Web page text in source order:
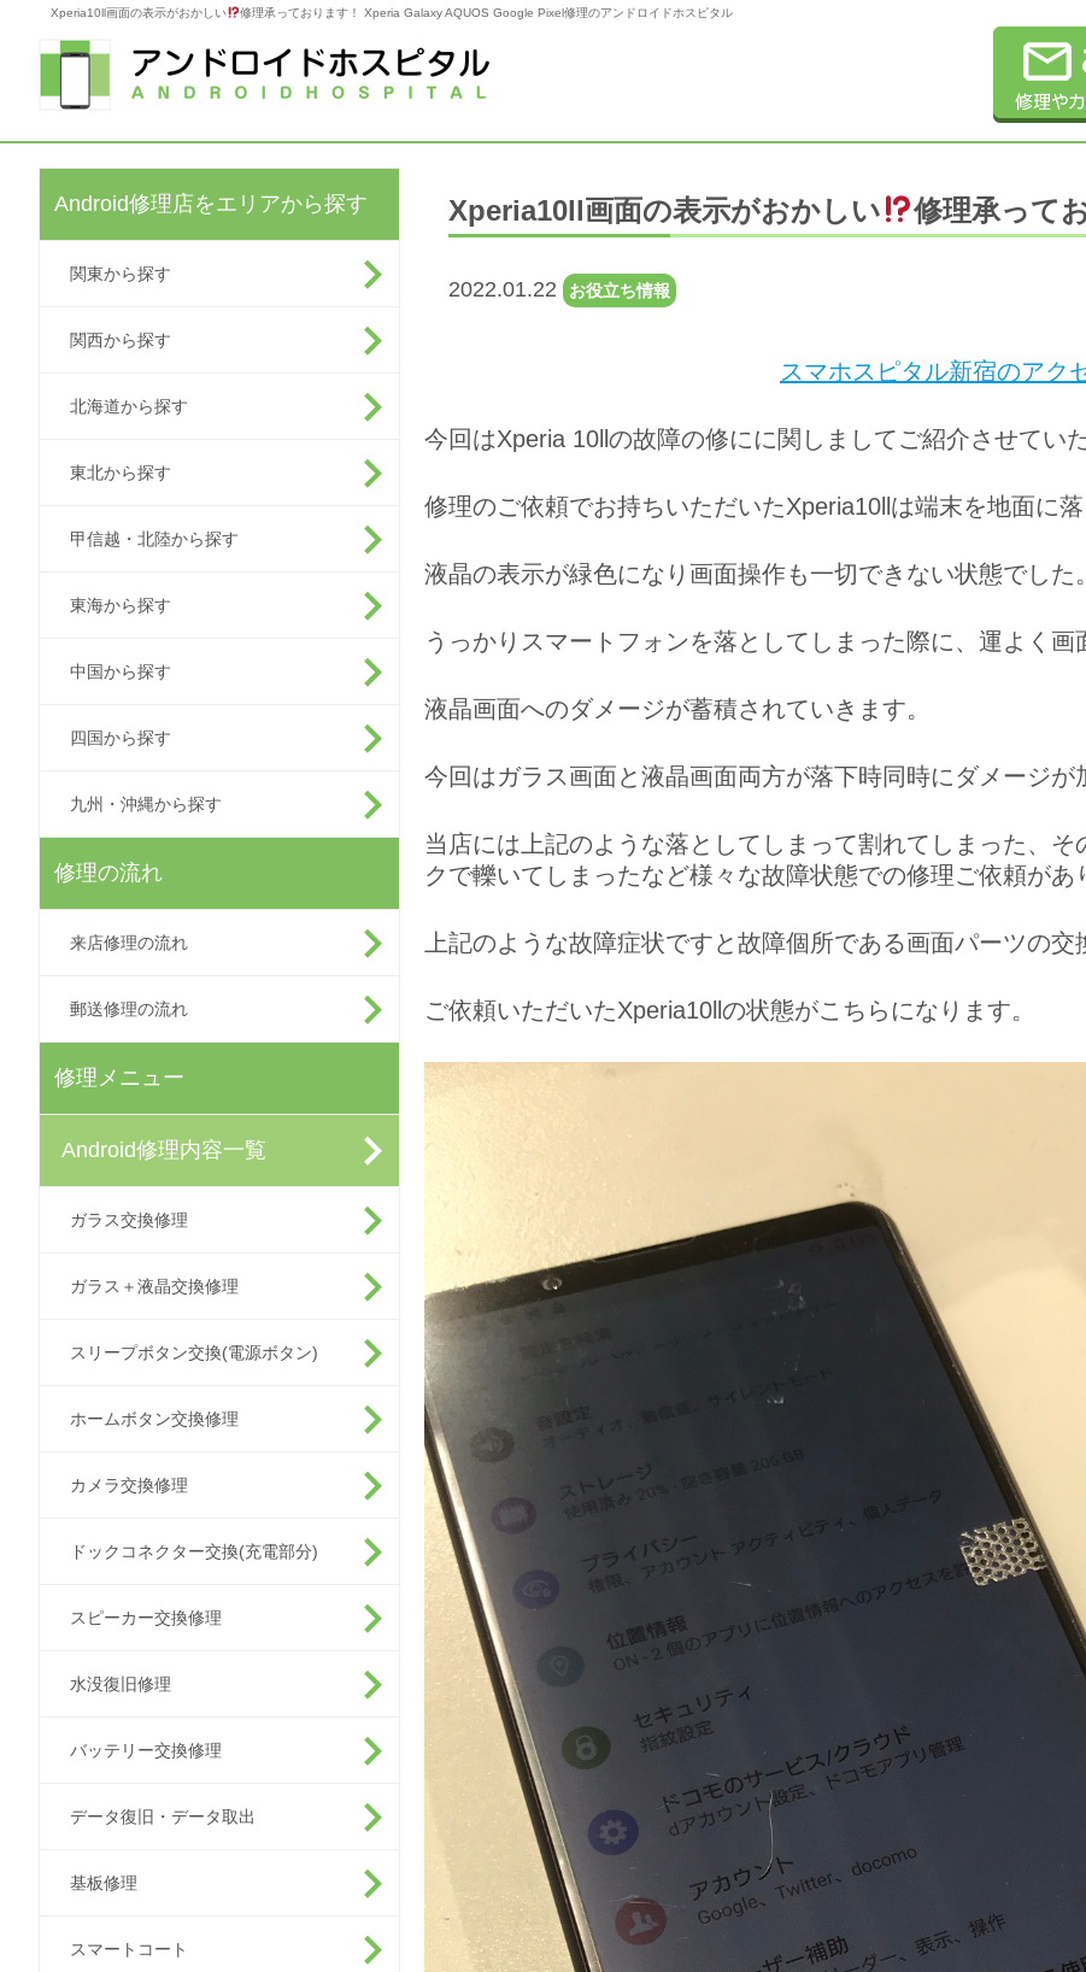
Xperia10ll画面の表示がおかしい 修理承っております！ Xperia Galaxy AQUOS Google Pixel修理のアンドロイドホスピタル
Android修理店をエリアから探す
関東から探す
関西から探す
北海道から探す
東北から探す
甲信越・北陸から探す
東海から探す
中国から探す
四国から探す
九州・沖縄から探す
修理の流れ
来店修理の流れ
郵送修理の流れ
修理メニュー
Android修理内容一覧
ガラス交換修理
ガラス＋液晶交換修理
スリープボタン交換(電源ボタン)
ホームボタン交換修理
カメラ交換修理
ドックコネクター交換(充電部分)
スピーカー交換修理
水没復旧修理
バッテリー交換修理
データ復旧・データ取出
基板修理
スマートコート
Xperia10ll画面の表示がおかしい 修理承って
2022.01.22 お役立ち情報
スマホスピタル新宿のアク
今回はXperia 10llの故障の修にに関しましてご紹介させてい
修理のご依頼でお持ちいただいたXperia10llは端末を地面に落
液晶の表示が緑色になり画面操作も一切できない状態でした。
うっかりスマートフォンを落としてしまった際に、運よく
液晶画面へのダメージが蓄積されていきます。
今回はガラス画面と液晶画面両方が落下時同時にダメージが
当店には上記のような落としてしまって割れてしまった、
クで轢いてしまったなど様々な故障状態での修理ご依頼があ
上記のような故障症状ですと故障個所である画面パーツの交
ご依頼いただいたXperia10llの状態がこちらになります。